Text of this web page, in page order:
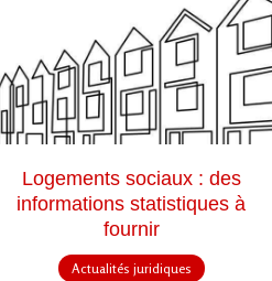
Logements sociaux : des
informations statistiques à
fournir
Actualités juridiques